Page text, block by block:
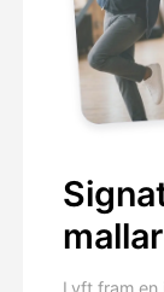
mallar
Lyft fram en